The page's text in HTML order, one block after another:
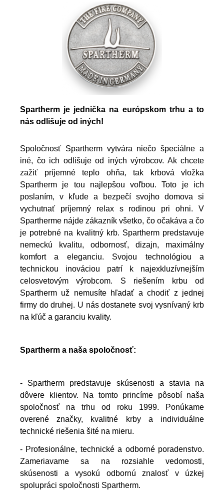
Spartherm je jednička na európskom trhu a to
nás odlišuje od iných!
Spoločnosť Spartherm vytvára niečo špeciálne a
iné, čo ich odlišuje od iných výrobcov. Ak chcete
zažiť príjemné teplo ohňa, tak krbová vložka
Spartherm je tou najlepšou voľbou. Toto je ich
poslaním, v kľude a bezpečí svojho domova si
vychutnať príjemný relax s rodinou pri ohni. V
Spartherme nájde zákazník všetko, čo očakáva a čo
je potrebné na kvalitný krb. Spartherm predstavuje
nemeckú kvalitu, odbornosť, dizajn, maximálny
komfort a eleganciu. Svojou technológiou a
technickou inováciou patrí k najexkluzívnejším
celosvetovým výrobcom. S riešením krbu od
Spartherm už nemusíte hľadať a chodiť z jednej
firmy do druhej. U nás dostanete svoj vysnívaný krb
na kľúč a garanciu kvality.
Spartherm a naša spoločnosť:
- Spartherm predstavuje skúsenosti a stavia na
dôvere klientov. Na tomto princíme pôsobí naša
spoločnosť na trhu od roku 1999. Ponúkame
overené značky, kvalitné krby a individuálne
technické riešenia šité na mieru.
- Profesionálne, technické a odborné poradenstvo.
Zameriavame sa na rozsiahle vedomosti,
skúsenosti a vysokú odbornú znalosť v úzkej
spolupráci spoločnosti Spartherm.